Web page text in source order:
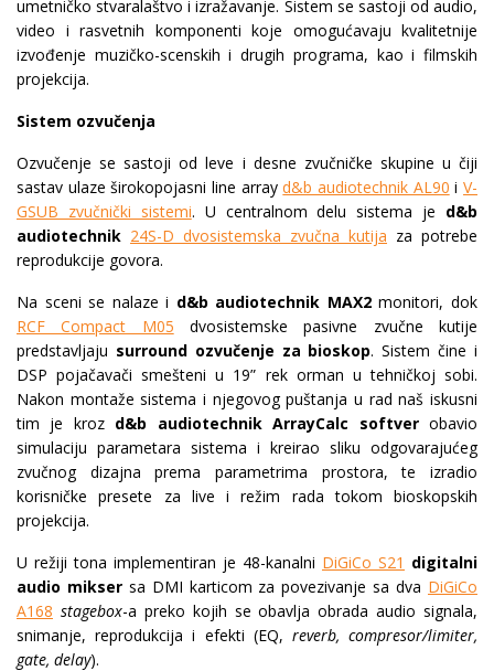
umetničko stvaralaštvo i izražavanje. Sistem se sastoji od audio,
video i rasvetnih komponenti koje omogućavaju kvalitetnije
izvođenje muzičko-scenskih i drugih programa, kao i filmskih
projekcija.
Sistem ozvučenja
Ozvučenje se sastoji od leve i desne zvučničke skupine u čiji
sastav ulaze širokopojasni line arrayd&b audiotechnik AL90 iV-
GSUB zvučnički sistemi. U centralnom delu sistema je d&b
audiotechnik 24S-D dvosistemska zvučna kutija za potrebe
reprodukcije govora.
Na sceni se nalaze i d&b audiotechnik MAX2monitori, dok
RCF Compact M05 dvosistemske pasivne zvučne kutije
predstavljaju surround ozvučenje za bioskop. Sistem čine i
DSP pojačavači smešteni u 19” rek orman u tehničkoj sobi.
Nakon montaže sistema i njegovog puštanja u rad naš iskusni
tim je kroz d&b audiotechnik ArrayCalc softverobavio
simulaciju parametara sistema i kreirao sliku odgovarajućeg
zvučnog dizajna prema parametrima prostora, te izradio
korisničke presete za live i režim rada tokom bioskopskih
projekcija.
U režiji tona implementiran je 48-kanalni DiGiCo S21 digitalni
audio miksersa DMI karticom za povezivanje sa dva DiGiCo
A168 stagebox-a preko kojih se obavlja obrada audio signala,
snimanje, reprodukcija i efekti (EQ, reverb, compresor/limiter,
gate, delay).